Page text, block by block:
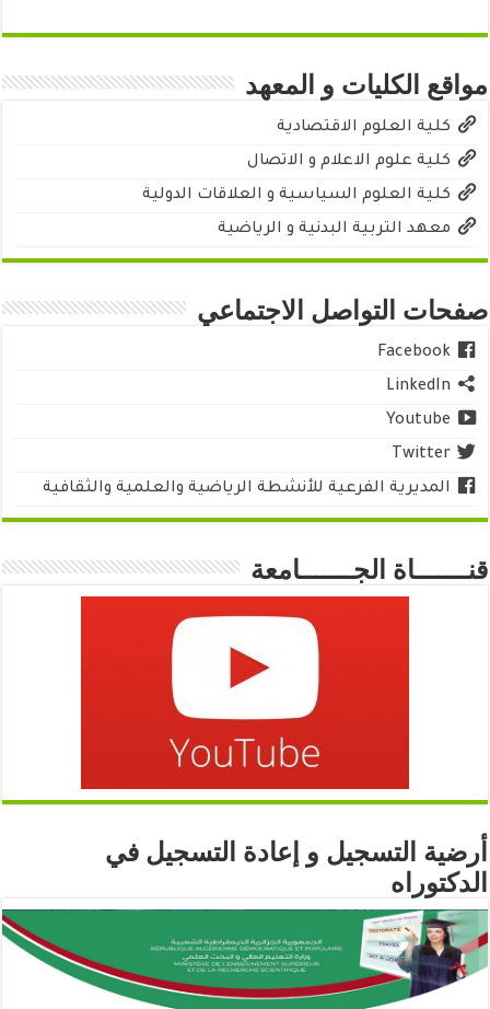
مواقع الكليات و المعهد
كلية العلوم الاقتصادية
كلية علوم الاعلام و الاتصال
كلية العلوم السياسية و العلاقات الدولية
معهد التربية البدنية و الرياضية
صفحات التواصل الاجتماعي
Facebook
LinkedIn
Youtube
Twitter
المديرية الفرعية للأنشطة الرياضية والعلمية والثقافية
قنـــــــاة الجـــــــامعة
أرضية التسجيل و إعادة التسجيل في
الدكتوراه